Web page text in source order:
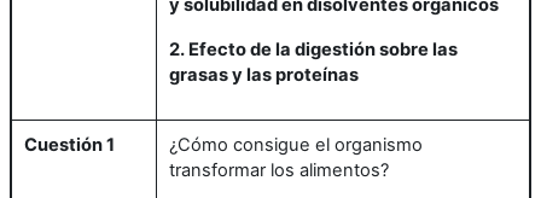
y solubilidad en disolventes orgánicos
2. Efecto de la digestión sobre las
grasas y las proteínas
Cuestión 1
¿Cómo consigue el organismo
transformar los alimentos?